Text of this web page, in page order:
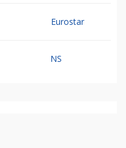
Eurostar
NS